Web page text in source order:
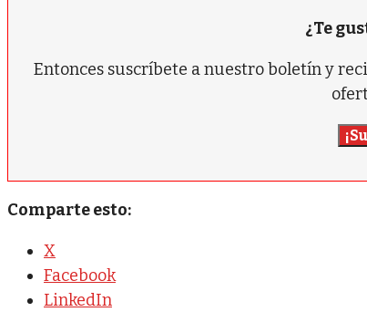
¿Te
Entonces suscríbete a nuestro boletín y
Comparte esto:
X
Facebook
LinkedIn